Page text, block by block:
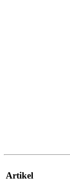
Artikel